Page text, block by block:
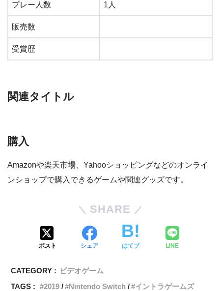
プレー人数 1人
販売数
受賞歴
関連タイトル
購入
Amazonや楽天市場、Yahooショッピングなどのオンライ
ンショップで購入できるゲームや関連グッズです。
SHARE
ポスト シェア はてブ LINE
CATEGORY : ビデオゲーム
TAGS :
2019 Nintendo Switch イントラゲームズ